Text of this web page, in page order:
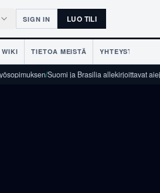
SIGN IN LUO TILI
WIKI TIETOA MEISTÄ YHTEYSTIEDOT
/Suomi ja Brasilia allekirjoittavat aiejulistuksen